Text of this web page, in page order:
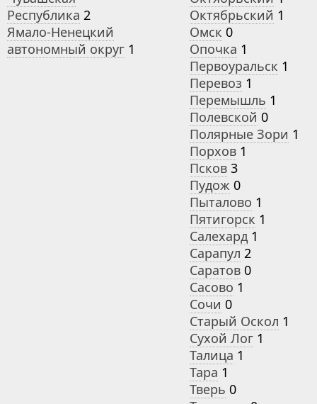
Республика 2
Ямало-Ненецкий
автономный округ 1
Октябрьский 1
Омск 0
Опочка 1
Первоуральск 1
Перевоз 1
Перемышль 1
Полевской 0
Полярные Зори 1
Порхов 1
Псков 3
Пудож 0
Пыталово 1
Пятигорск 1
Салехард 1
Сарапул 2
Саратов 0
Сасово 1
Сочи 0
Старый Оскол 1
Сухой Лог 1
Талица 1
Тара 1
Тверь 0